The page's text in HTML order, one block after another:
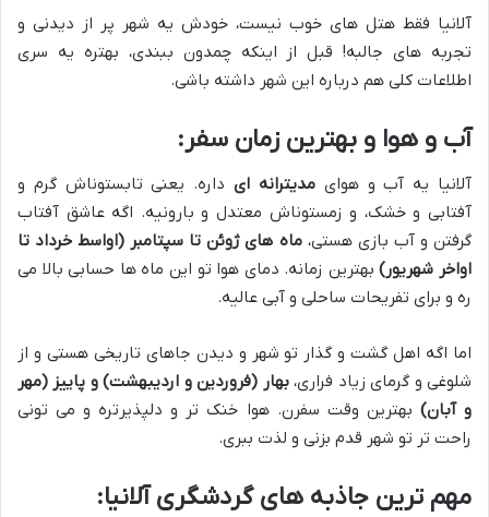
آلانیا فقط هتل های خوب نیست، خودش یه شهر پر از دیدنی و
تجربه های جالبه! قبل از اینکه چمدون ببندی، بهتره یه سری
اطلاعات کلی هم درباره این شهر داشته باشی.
آب و هوا و بهترین زمان سفر:
آلانیا یه آب و هوایمدیترانه ایداره. یعنی تابستوناش گرم و
آفتابی و خشک، و زمستوناش معتدل و بارونیه. اگه عاشق آفتاب
گرفتن و آب بازی هستی،ماه های ژوئن تا سپتامبر (اواسط خرداد تا
اواخر شهریور)بهترین زمانه. دمای هوا تو این ماه ها حسابی بالا می
ره و برای تفریحات ساحلی و آبی عالیه.
اما اگه اهل گشت و گذار تو شهر و دیدن جاهای تاریخی هستی و از
شلوغی و گرمای زیاد فراری،بهار (فروردین و اردیبهشت) و پاییز (مهر
و آبان) بهترین وقت سفرن. هوا خنک تر و دلپذیرتره و می تونی
راحت تر تو شهر قدم بزنی و لذت ببری.
مهم ترین جاذبه های گردشگری آلانیا: